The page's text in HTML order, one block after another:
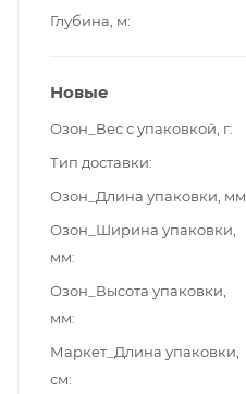
Глубина, м
Новые
Озон_Вес с упаковкой, г
Тип доставки
Озон_Длина упаковки, мм
Озон_Ширина упаковки,
мм
Озон_Высота упаковки,
мм
Маркет_Длина упаковки,
см